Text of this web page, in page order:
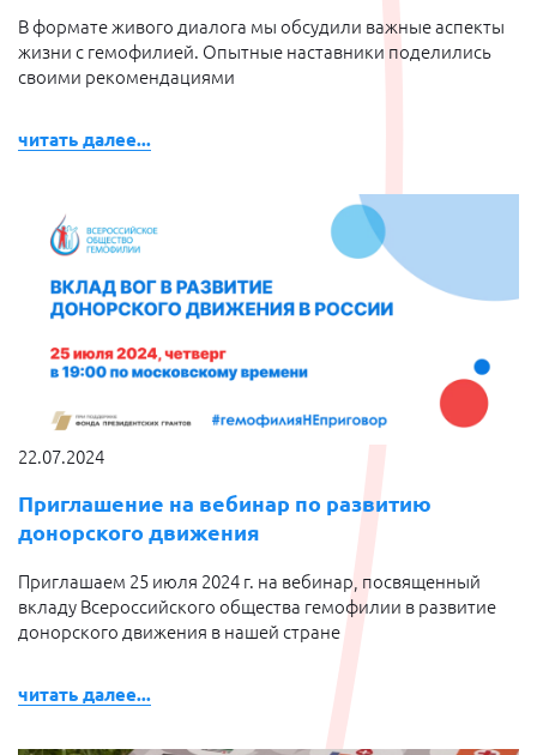
В формате живого диалога мы обсудили важные аспекты
жизни с гемофилией. Опытные наставники поделились
своими рекомендациями
читать далее...
22.07.2024
Приглашение на вебинар по развитию
донорского движения
Приглашаем 25 июля 2024 г. на вебинар, посвященный
вкладу Всероссийского общества гемофилии в развитие
донорского движения в нашей стране
читать далее...